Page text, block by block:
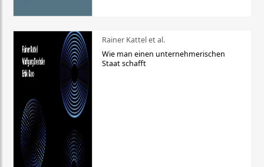
Rainer Kattel et al.
Wie man einen unternehmerischen
Staat schafft